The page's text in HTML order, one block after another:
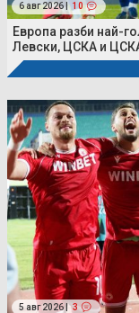
6 авг 2026 | 10
Европа разби най-
Левски, ЦСКА и
5 авг 2026 | 3